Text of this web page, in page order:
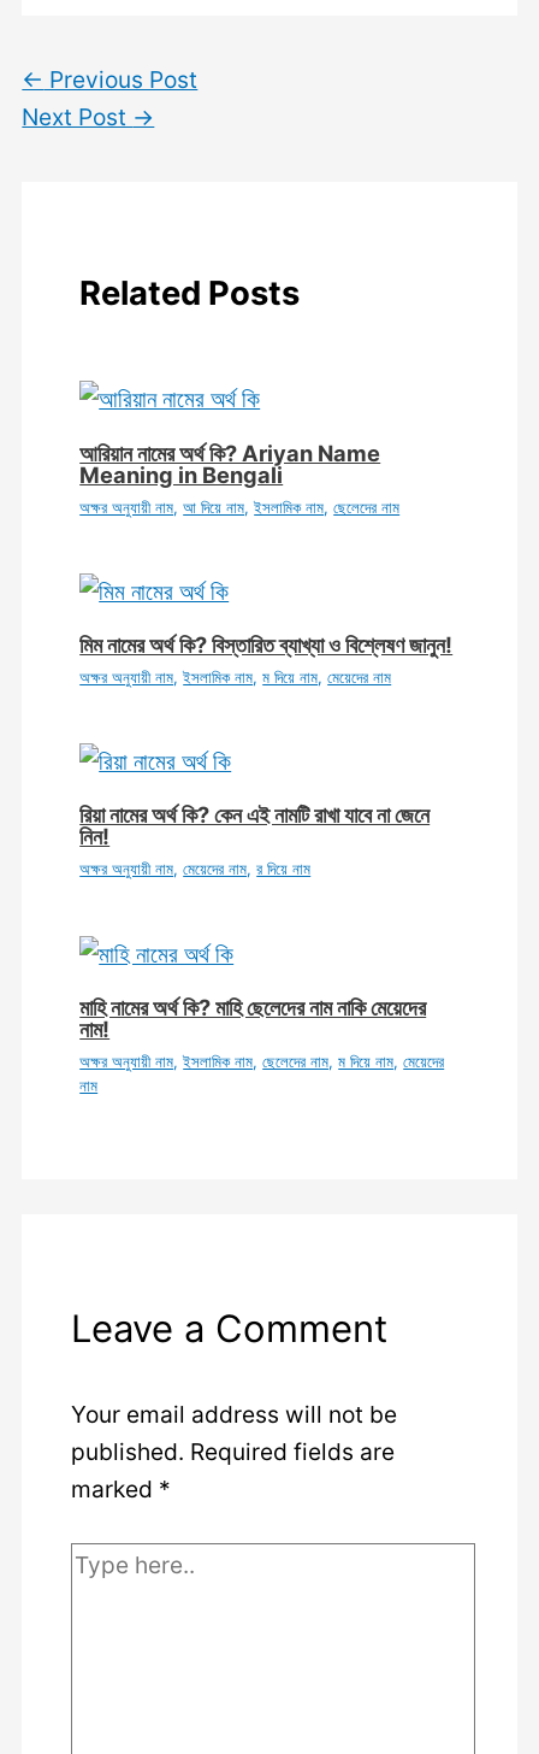
← Previous Post
Next Post →
Related Posts
আরিয়ান নামের অর্থ কি? Ariyan Name
Meaning in Bengali
অক্ষর অনুযায়ী নাম,আ দিয়ে নাম,ইসলামিক নাম,ছেলেদের নাম
মিম নামের অর্থ কি? বিস্তারিত ব্যাখ্যা ও বিশ্লেষণ জানুন!
অক্ষর অনুযায়ী নাম,ইসলামিক নাম,ম দিয়ে নাম,মেয়েদের নাম
রিয়া নামের অর্থ কি? কেন এই নামটি রাখা যাবে না জেনে
নিন!
অক্ষর অনুযায়ী নাম,মেয়েদের নাম,র দিয়ে নাম
মাহি নামের অর্থ কি? মাহি ছেলেদের নাম নাকি মেয়েদের
নাম!
অক্ষর অনুযায়ী নাম,ইসলামিক নাম,ছেলেদের নাম,ম দিয়ে নাম,মেয়েদের
নাম
Leave a Comment
Your email address will not be
published. Required fields are
marked *
Type